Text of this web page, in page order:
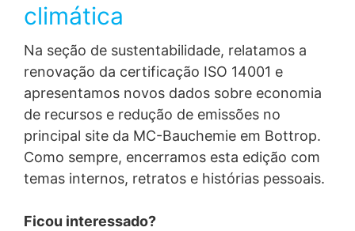
climática
Na seção de sustentabilidade, relatamos a
renovação da certificação ISO 14001 e
apresentamos novos dados sobre economia
de recursos e redução de emissões no
principal site da MC-Bauchemie em Bottrop.
Como sempre, encerramos esta edição com
temas internos, retratos e histórias pessoais.
Ficou interessado?